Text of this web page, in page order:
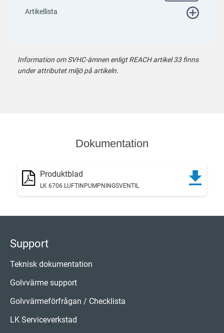
Artikellista
Information om SVHC-ämnen enligt REACH artikel 33 finns
under attributet miljö på artikeln.
Dokumentation
Produktblad
LK 6706 LUFTINPUMPNINGSVENTIL
Support
Teknisk dokumentation
Golvvärme support
Golvvärmeförfrågan / Checklista
LK Serviceverkstad